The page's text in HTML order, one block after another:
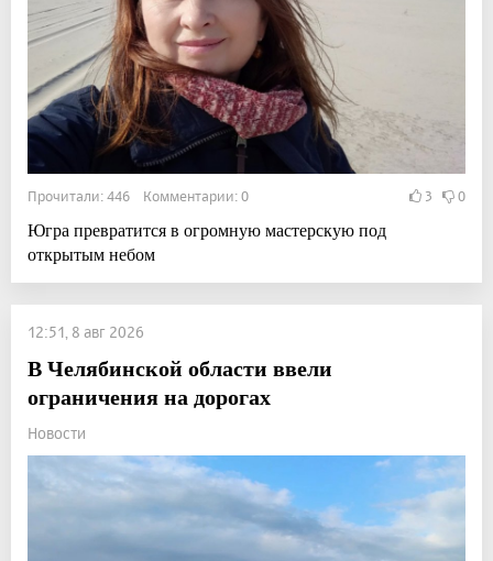
Прочитали: 446 Комментарии: 0 3 0
Югра превратится в огромную мастерскую под
открытым небом
12:51, 8 авг 2026
В Челябинской области ввели
ограничения на дорогах
Новости